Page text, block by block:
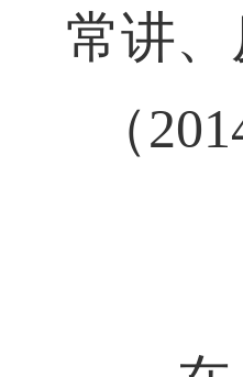
常讲、
（